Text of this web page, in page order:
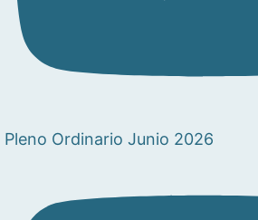
Pleno Ordinario Junio 2026